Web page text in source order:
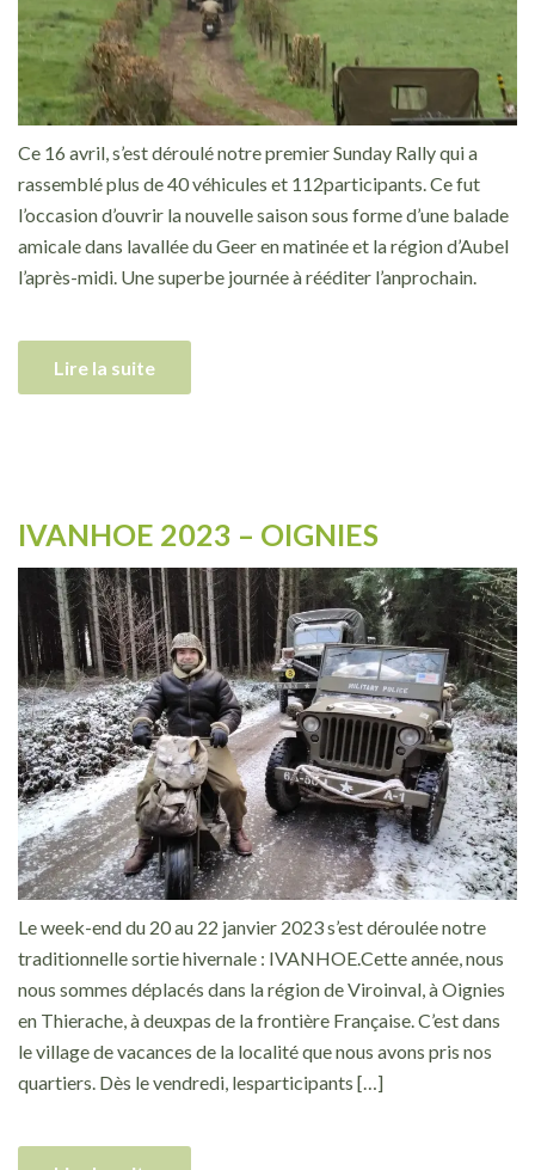
Ce 16 avril, s’est déroulé notre premier Sunday Rally qui a
rassemblé plus de 40 véhicules et 112participants. Ce fut
l’occasion d’ouvrir la nouvelle saison sous forme d’une balade
amicale dans lavallée du Geer en matinée et la région d’Aubel
l’après-midi. Une superbe journée à rééditer l’anprochain.
Lire la suite
IVANHOE 2023 – OIGNIES
Le week-end du 20 au 22 janvier 2023 s’est déroulée notre
traditionnelle sortie hivernale : IVANHOE.Cette année, nous
nous sommes déplacés dans la région de Viroinval, à Oignies
en Thierache, à deuxpas de la frontière Française. C’est dans
le village de vacances de la localité que nous avons pris nos
quartiers. Dès le vendredi, lesparticipants […]